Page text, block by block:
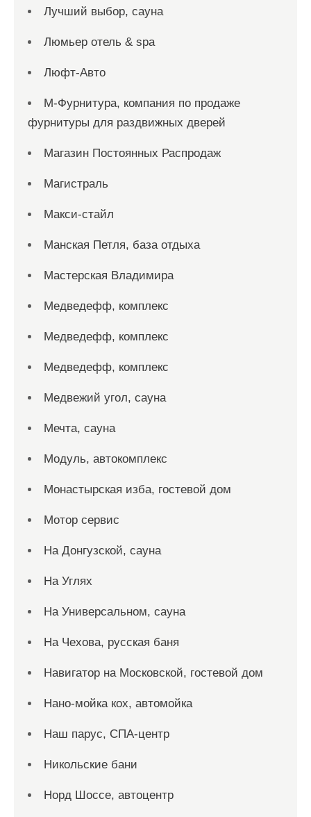
Лучший выбор, сауна
Люмьер отель & spa
Люфт-Авто
М-Фурнитура, компания по продаже
фурнитуры для раздвижных дверей
Магазин Постоянных Распродаж
Магистраль
Макси-стайл
Манская Петля, база отдыха
Мастерская Владимира
Медведефф, комплекс
Медведефф, комплекс
Медведефф, комплекс
Медвежий угол, сауна
Мечта, сауна
Модуль, автокомплекс
Монастырская изба, гостевой дом
Мотор сервис
На Донгузской, сауна
На Углях
На Универсальном, сауна
На Чехова, русская баня
Навигатор на Московской, гостевой дом
Нано-мойка кох, автомойка
Наш парус, СПА-центр
Никольские бани
Норд Шоссе, автоцентр